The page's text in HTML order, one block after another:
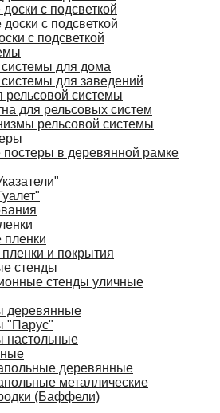
с подсветкой
с подсветкой
с подсветкой
для дома
для заведений
рельсовой системы
для рельсовых систем
рельсовой системы
в деревянной рамке
и покрытия
стенды
стенды уличные
деревянные
"Парус"
настольные
деревянные
металлические
(Баффели)